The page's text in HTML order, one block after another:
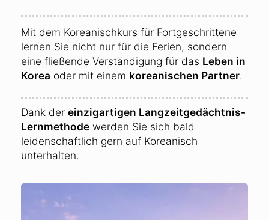
Mit dem Koreanischkurs für Fortgeschrittene
lernen Sie nicht nur für die Ferien, sondern
eine fließende Verständigung für das Leben in
Korea oder mit einem koreanischen Partner.
Dank der einzigartigen Langzeitgedächtnis-
Lernmethode werden Sie sich bald
leidenschaftlich gern auf Koreanisch
unterhalten.